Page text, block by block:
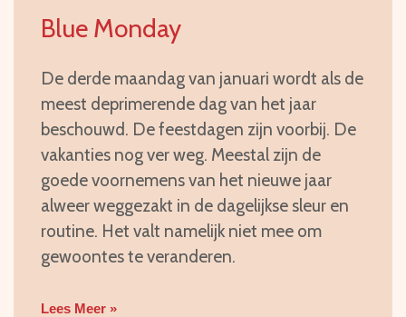
Blue Monday
De derde maandag van januari wordt als de
meest deprimerende dag van het jaar
beschouwd. De feestdagen zijn voorbij. De
vakanties nog ver weg. Meestal zijn de
goede voornemens van het nieuwe jaar
alweer weggezakt in de dagelijkse sleur en
routine. Het valt namelijk niet mee om
gewoontes te veranderen.
Lees Meer »